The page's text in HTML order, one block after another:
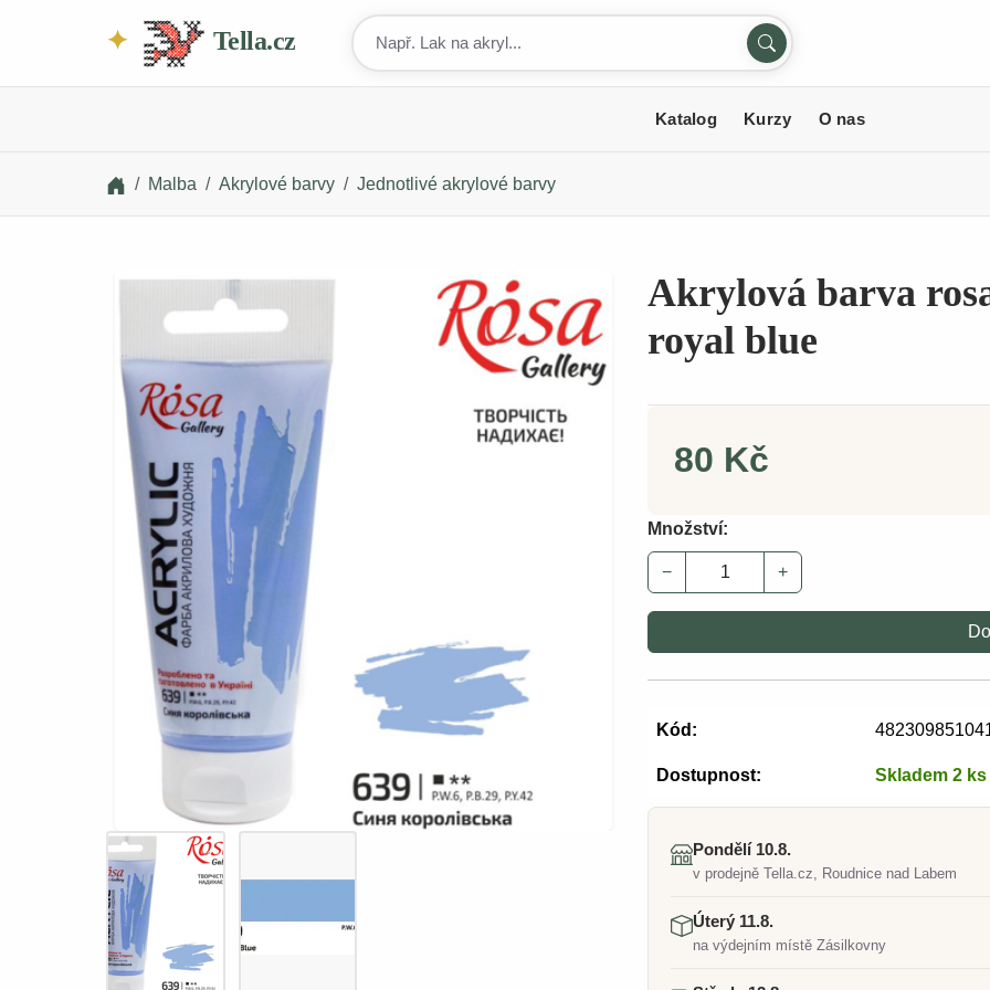
Tella.cz
Katalog Kurzy O nas
Malba Akrylové barvy Jednotlivé akrylové barvy
Akrylová barva
royal blue
80 Kč
Množství:
− +
Kód:
Dostupnost: Skladem 2 ks
Pondělí 10.8.
v prodejně Tella.cz, Roudnice nad Labem
Úterý 11.8.
na výdejním místě Zásilkovny